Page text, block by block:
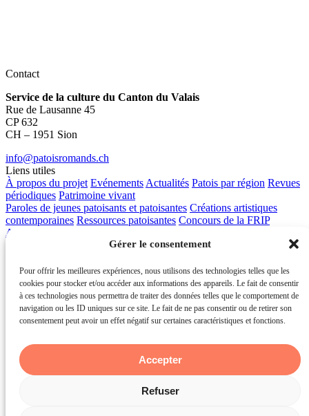
Gérer le consentement
Pour offrir les meilleures expériences, nous utilisons des technologies telles que les
cookies pour stocker et/ou accéder aux informations des appareils. Le fait de consentir
à ces technologies nous permettra de traiter des données telles que le comportement de
navigation ou les ID uniques sur ce site. Le fait de ne pas consentir ou de retirer son
consentement peut avoir un effet négatif sur certaines caractéristiques et fonctions.
Accepter
Refuser
Contact
Service de la culture du Canton du Valais
Rue de Lausanne 45
CP 632
CH – 1951 Sion
info@patoisromands.ch
Liens utiles
À propos du projet Evénements Actualités Patois par région Revues
périodiques Patrimoine vivant
Paroles de jeunes patoisants et patoisantes Créations artistiques
contemporaines Ressources patoisantes Concours de la FRIP
Apprendre les patois
Valais
powered by